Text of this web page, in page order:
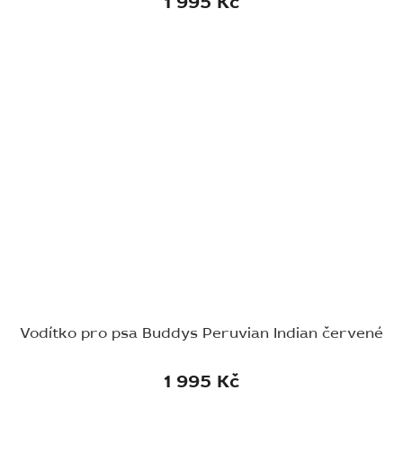
Vodítko pro psa Buddys Peruvian Indian červené
1 995 Kč